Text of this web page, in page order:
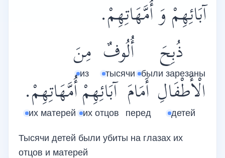
آبَائِهِمْ وَ أُمَّهَاتِهِمْ.
ذُبِحَ
были зарезаны
أُلُوفٌ
тысячи
مِنَ
из
الْأَطْفَالِ
детей
أَمَامَ
перед
آبَائِهِمْ
их отцов
أُمَّهَاتِهِمْ.
их матерей
Тысячи детей были убиты на глазах их
отцов и матерей